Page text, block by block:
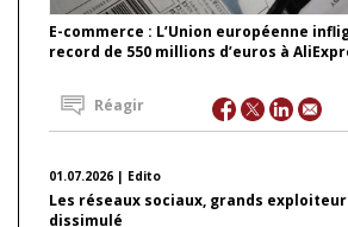
E-commerce : L’Union européenne
record de 550 millions d’euros à
Réagir
01.07.2026 | Edito
Les réseaux sociaux, grands
dissimulé